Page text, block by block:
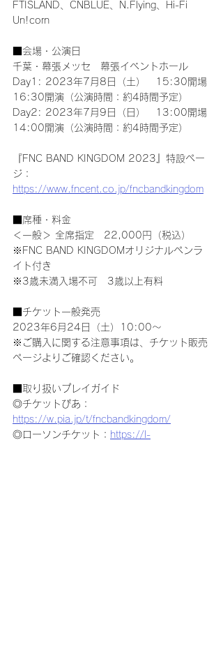
FTISLAND、CNBLUE、N.Flying、Hi-Fi
Un!corn
■会場・公演日
千葉・幕張メッセ　幕張イベントホール
Day1: 2023年7月8日（土）　15:30開場
16:30開演（公演時間：約4時間予定）
Day2: 2023年7月9日（日）　13:00開場
14:00開演（公演時間：約4時間予定）
『FNC BAND KINGDOM 2023』特設ペー
ジ：
https://www.fncent.co.jp/fncbandkingdom
■席種・料金
＜一般＞ 全席指定　22,000円（税込）
※FNC BAND KINGDOMオリジナルペンラ
イト付き
※3歳未満入場不可　3歳以上有料
■チケット一般発売
2023年6月24日（土）10:00～
※ご購入に関する注意事項は、チケット販売
ページよりご確認ください。
■取り扱いプレイガイド
◎チケットぴあ：
https://w.pia.jp/t/fncbandkingdom/
◎ローソンチケット： https://l-